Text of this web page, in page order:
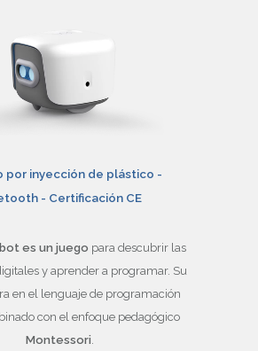
es un juego para descubrir las
y aprender a programar. Su
en el lenguaje de programación
con el enfoque pedagógico
Montessori.
por inyección de plástico -
- Certificación CE